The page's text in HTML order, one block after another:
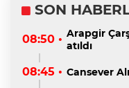
SON
08:50 • Arapgir
atıldı
08:45 • Cansever